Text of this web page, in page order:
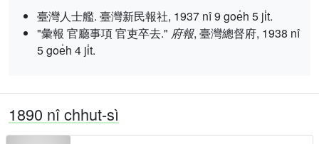
臺灣人士艦. 臺灣新民報社, 1937 nî 9 goe̍h 5 ji̍t.
"彙報 官廳事項 官吏卒去." 府報, 臺灣總督府, 1938 nî
5 goe̍h 4 ji̍t.
1890 nî chhut-sì